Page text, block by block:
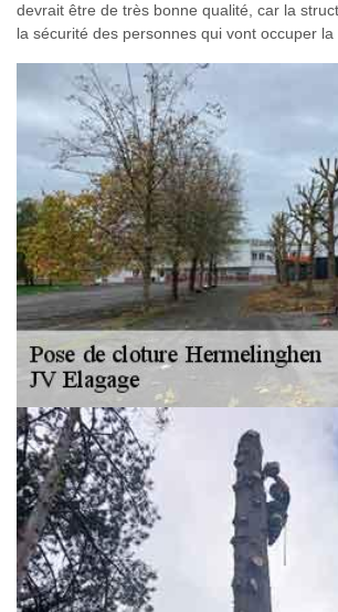
devrait être de très bonne qualité, car la
la sécurité des personnes qui vont occuper la